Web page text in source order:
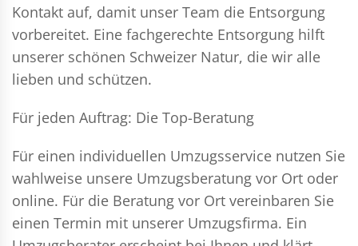
Kontakt auf, damit unser Team die Entsorgung
vorbereitet. Eine fachgerechte Entsorgung hilft
unserer schönen Schweizer Natur, die wir alle
lieben und schützen.
Für jeden Auftrag: Die Top-Beratung
Für einen individuellen Umzugsservice nutzen Sie
wahlweise unsere Umzugsberatung vor Ort oder
online. Für die Beratung vor Ort vereinbaren Sie
einen Termin mit unserer Umzugsfirma. Ein